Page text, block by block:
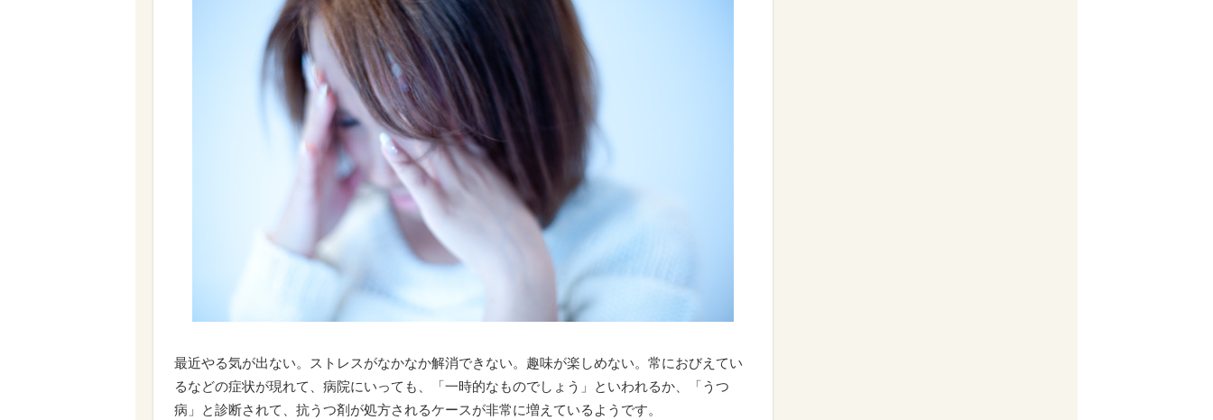
最近やる気が出ない。ストレスがなかなか解消できない。趣味が楽しめない。常におびえてい
るなどの症状が現れて、病院にいっても、「一時的なものでしょう」といわれるか、「うつ
病」と診断されて、抗うつ剤が処方されるケースが非常に増えているようです。